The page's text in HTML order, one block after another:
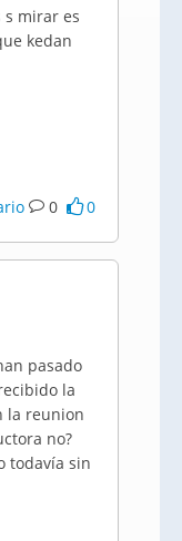
s mirar es
kedan
0 0
pasado
la
la reunion
no?
todavía sin